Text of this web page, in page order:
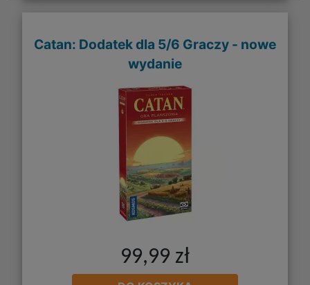
Catan: Dodatek dla 5/6 Graczy - nowe
wydanie
99,99 zł